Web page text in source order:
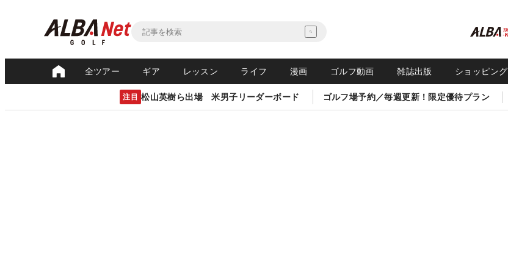
全ツアー ギア レッスン ライフ 漫画 ゴルフ動画 雑誌出版 ショッピング
注目 松山英樹ら出場 米男子リーダーボード ゴルフ場予約／毎週更新！限定優待プラン